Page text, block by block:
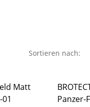
Sortieren nach:
Matt
Panzer-